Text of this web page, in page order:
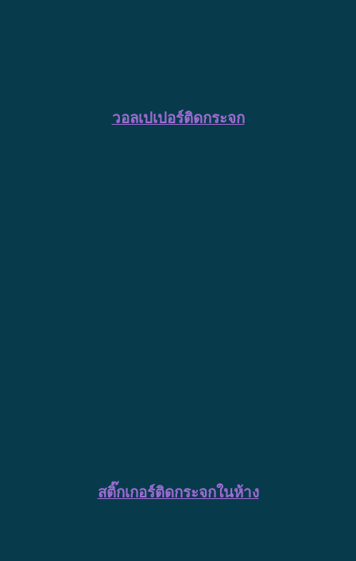
วอลเปเปอร์ติดกระจก
สติ๊กเกอร์ติดกระจกในห้าง